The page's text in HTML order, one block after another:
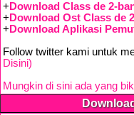
+ Download Class de 2-
+ Download Ost Class de
+ Download Aplikasi
Follow twitter kami untuk
Disini)
Mungkin di sini ada yang